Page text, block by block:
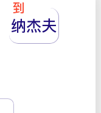
到
纳杰夫